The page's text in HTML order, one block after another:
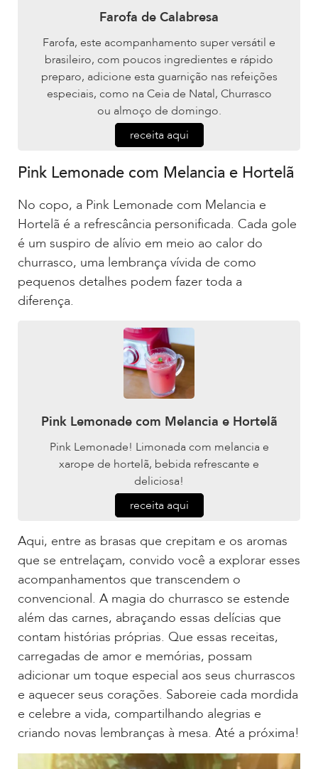
Farofa de Calabresa
Farofa, este acompanhamento super versátil e
brasileiro, com poucos ingredientes e rápido
preparo, adicione esta guarnição nas refeições
especiais, como na Ceia de Natal, Churrasco
ou almoço de domingo.
receita aqui
Pink Lemonade com Melancia e Hortelã
No copo, a Pink Lemonade com Melancia e
Hortelã é a refrescância personificada. Cada gole
é um suspiro de alívio em meio ao calor do
churrasco, uma lembrança vívida de como
pequenos detalhes podem fazer toda a
diferença.
Pink Lemonade com Melancia e Hortelã
Pink Lemonade! Limonada com melancia e
xarope de hortelã, bebida refrescante e
deliciosa!
receita aqui
Aqui, entre as brasas que crepitam e os aromas
que se entrelaçam, convido você a explorar esses
acompanhamentos que transcendem o
convencional. A magia do churrasco se estende
além das carnes, abraçando essas delícias que
contam histórias próprias. Que essas receitas,
carregadas de amor e memórias, possam
adicionar um toque especial aos seus churrascos
e aquecer seus corações. Saboreie cada mordida
e celebre a vida, compartilhando alegrias e
criando novas lembranças à mesa. Até a próxima!